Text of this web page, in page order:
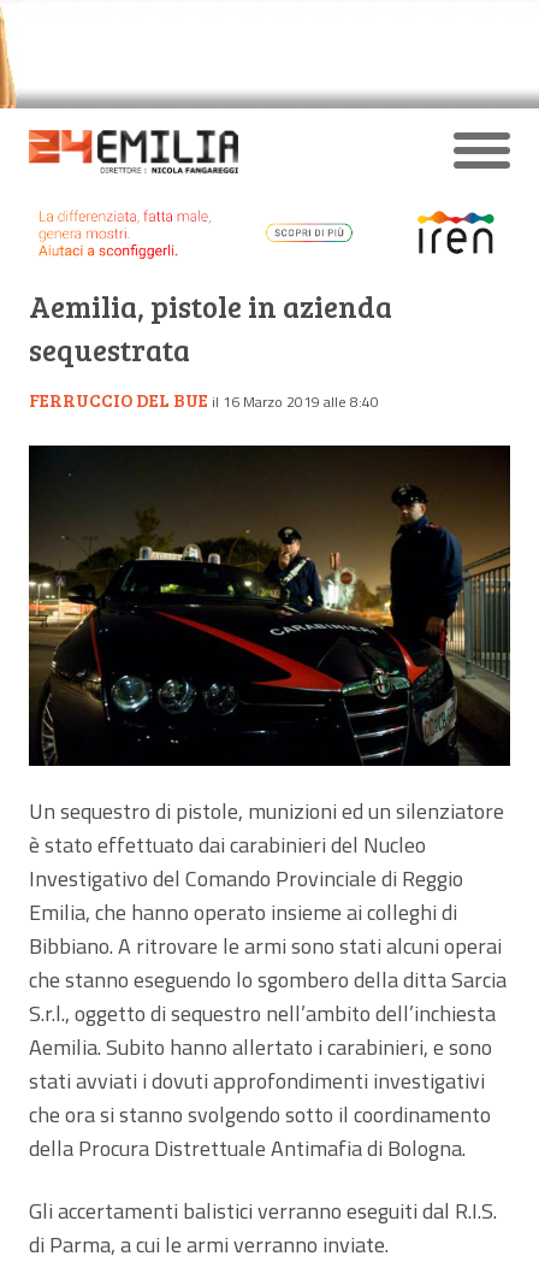
Aemilia, pistole in azienda
sequestrata
FERRUCCIO DEL BUE il 16 Marzo 2019 alle 8:40
Un sequestro di pistole, munizioni ed un silenziatore
è stato effettuato dai carabinieri del Nucleo
Investigativo del Comando Provinciale di Reggio
Emilia, che hanno operato insieme ai colleghi di
Bibbiano. A ritrovare le armi sono stati alcuni operai
che stanno eseguendo lo sgombero della ditta Sarcia
S.r.l., oggetto di sequestro nell’ambito dell’inchiesta
Aemilia. Subito hanno allertato i carabinieri, e sono
stati avviati i dovuti approfondimenti investigativi
che ora si stanno svolgendo sotto il coordinamento
della Procura Distrettuale Antimafia di Bologna.
Gli accertamenti balistici verranno eseguiti dal R.I.S.
di Parma, a cui le armi verranno inviate.